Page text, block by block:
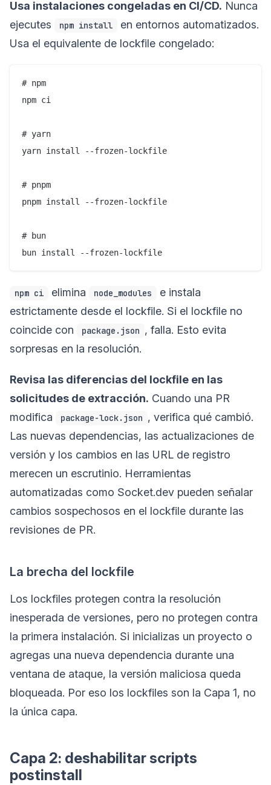
Usa instalaciones congeladas en CI/CD. Nunca
ejecutes
npm install
en entornos automatizados.
Usa el equivalente de lockfile congelado:
# npm
npm ci
# yarn
yarn install --frozen-lockfile
# pnpm
pnpm install --frozen-lockfile
# bun
npm ci elimina node_modules
e instala
estrictamente desde el lockfile. Si el lockfile no
coincide con
package.json , falla. Esto evita
sorpresas en la resolución.
Revisa las diferencias del lockfile en las
solicitudes de extracción. Cuando una PR
modifica
package-lock.json , verifica qué cambió.
Las nuevas dependencias, las actualizaciones de
versión y los cambios en las URL de registro
merecen un escrutinio. Herramientas
automatizadas como Socket.dev pueden señalar
cambios sospechosos en el lockfile durante las
revisiones de PR.
La brecha del lockfile
Los lockfiles protegen contra la resolución
inesperada de versiones, pero no protegen contra
la primera instalación. Si inicializas un proyecto o
agregas una nueva dependencia durante una
ventana de ataque, la versión maliciosa queda
bloqueada. Por eso los lockfiles son la Capa 1, no
la única capa.
Capa 2: deshabilitar scripts
postinstall